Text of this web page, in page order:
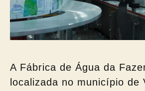
A Fábrica de Água da
localizada no município de